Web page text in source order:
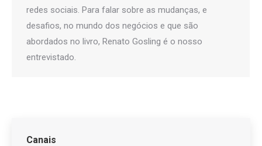
redes sociais. Para falar sobre as mudanças, e
desafios, no mundo dos negócios e que são
abordados no livro, Renato Gosling é o nosso
entrevistado.
Canais